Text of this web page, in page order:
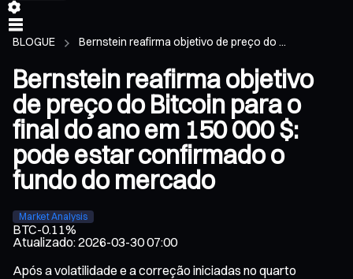
BLOGUE Bernstein reafirma objetivo de preço do ...
Bernstein reafirma objetivo
de preço do Bitcoin para o
final do ano em 150 000 $:
pode estar confirmado o
fundo do mercado
Market Analysis
BTC-0.11%
Atualizado:2026-03-30 07:00
Após a volatilidade e a correção iniciadas no quarto